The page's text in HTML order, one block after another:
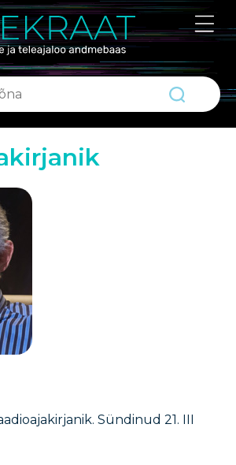
ABIKS
Portaalist
Sündinud 21. III